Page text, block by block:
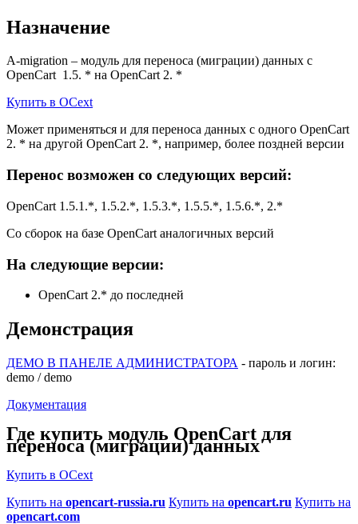
Назначение
A-migration – модуль для переноса (миграции) данных с
OpenCart 1.5. * на OpenCart 2. *
Купить в OCext
Может применяться и для переноса данных с одного OpenCart
2. * на другой OpenCart 2. *, например, более поздней версии
Перенос возможен со следующих версий:
OpenCart 1.5.1.*, 1.5.2.*, 1.5.3.*, 1.5.5.*, 1.5.6.*, 2.*
Со сборок на базе OpenCart аналогичных версий
На следующие версии:
OpenCart 2.* до последней
Демонстрация
ДЕМО В ПАНЕЛЕ АДМИНИСТРАТОРА - пароль и логин:
demo / demo
Документация
Где купить модуль OpenCart для
переноса (миграции) данных
Купить в OCext
Купить на opencart-russia.ru Купить на opencart.ru Купить на
opencart.com